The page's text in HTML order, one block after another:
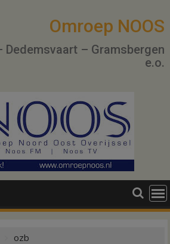
Omroep NOOS
Dedemsvaart – Gramsbergen
e.o.
ozb